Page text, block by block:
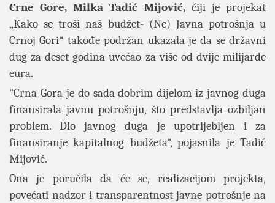
Crne Gore, Milka Tadić Mijović, čiji je projekat
„Kako se troši naš budžet- (Ne) Javna potrošnja u
Crnoj Gori“ takođe podržan ukazala je da se državni
dug za deset godina uvećao za više od dvije milijarde
eura.
“Crna Gora je do sada dobrim dijelom iz javnog duga
finansirala javnu potrošnju, što predstavlja ozbiljan
problem. Dio javnog duga je upotrijebljen i za
finansiranje kapitalnog budžeta“, pojasnila je Tadić
Mijović.
Ona je poručila da će se, realizacijom projekta,
povećati nadzor i transparentnost javne potrošnje na